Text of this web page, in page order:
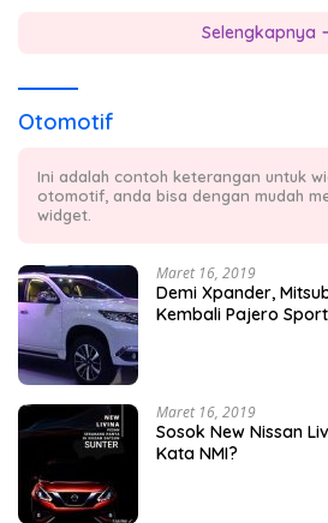
Selengkapnya
Otomotif
Ini adalah contoh keterangan untuk
otomotif, anda bisa dengan mudah
widget.
Maret 16, 2019
Demi Xpander,
Kembali Pajero Sport
Maret 16, 2019
Sosok New Nissan
Kata NMI?